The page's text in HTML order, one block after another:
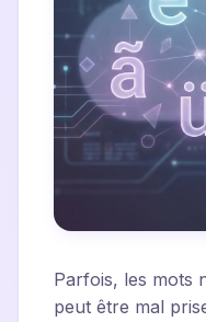
Parfois, les mots
peut être mal